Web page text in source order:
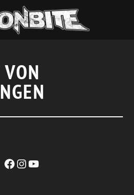
Facebook
Instagram
YouTube